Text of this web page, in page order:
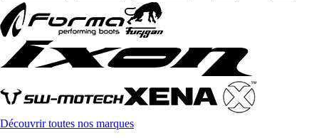
Découvrir toutes nos marques